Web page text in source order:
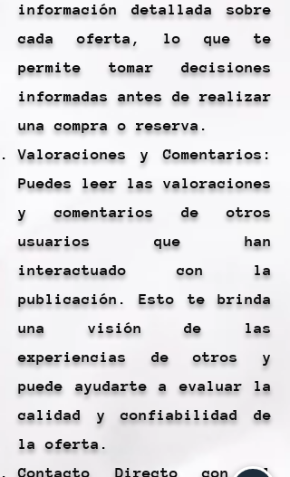
información detallada sobre
cada oferta, lo que te
permite tomar decisiones
informadas antes de realizar
una compra o reserva.
Valoraciones y Comentarios:
Puedes leer las valoraciones
y comentarios de otros
usuarios que han
interactuado con la
publicación. Esto te brinda
una visión de las
experiencias de otros y
puede ayudarte a evaluar la
calidad y confiabilidad de
la oferta.
Contacto Directo con el